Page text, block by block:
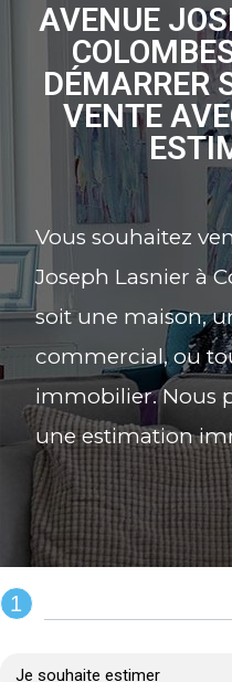
AVENUE
DÉMARRER
VENTE
Vous souhaitez
Joseph Lasnier à
soit une maison,
commercial, ou
immobilier. Nous
une estimation
REMPLIR
1